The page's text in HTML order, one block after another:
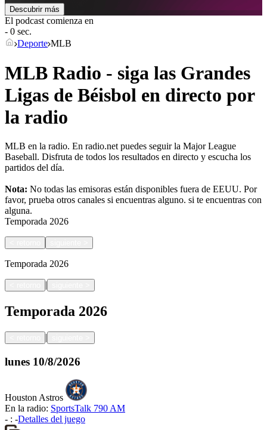
Descubrir más
El podcast comienza en
- 0 sec.
Deporte MLB
MLB Radio - siga las Grandes
Ligas de Béisbol en directo por
la radio
MLB en la radio. En radio.net puedes seguir la Major League
Baseball. Disfruta de todos los resultados en directo y escucha los
partidos del día.
Nota: No todas las emisoras están disponibles fuera de EEUU. Por
favor, prueba otros canales si encuentras alguno. si te encuentras con
alguna.
Temporada 2026
Temporada 2026
|
Temporada 2026
|
lunes 10/8/2026
Houston Astros
En la radio: SportsTalk 790 AM
- : -Detalles del juego